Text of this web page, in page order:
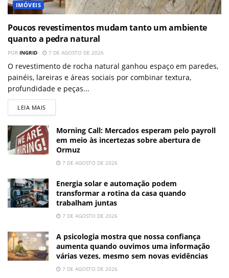
IMÓVEIS
Poucos revestimentos mudam tanto um ambiente
quanto a pedra natural
POR INGRID 7 DE AGOSTO DE 2026
O revestimento de rocha natural ganhou espaço em paredes,
painéis, lareiras e áreas sociais por combinar textura,
profundidade e peças...
LEIA MAIS
Morning Call: Mercados esperam pelo payroll
em meio às incertezas sobre abertura de
Ormuz
7 DE AGOSTO DE 2026
Energia solar e automação podem
transformar a rotina da casa quando
trabalham juntas
7 DE AGOSTO DE 2026
A psicologia mostra que nossa confiança
aumenta quando ouvimos uma informação
várias vezes, mesmo sem novas evidências
7 DE AGOSTO DE 2026